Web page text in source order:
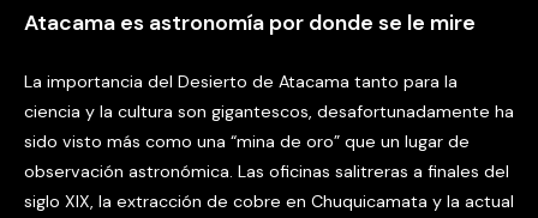
Atacama es astronomía por donde se le mire
La importancia del Desierto de Atacama tanto para la
ciencia y la cultura son gigantescos, desafortunadamente ha
sido visto más como una “mina de oro” que un lugar de
observación astronómica. Las oficinas salitreras a finales del
siglo XIX, la extracción de cobre en Chuquicamata y la actual